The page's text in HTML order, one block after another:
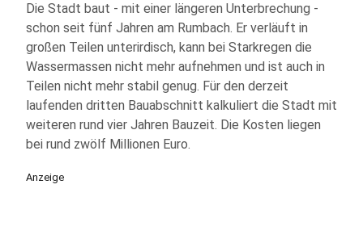
Die Stadt baut - mit einer längeren Unterbrechung -
schon seit fünf Jahren am Rumbach. Er verläuft in
großen Teilen unterirdisch, kann bei Starkregen die
Wassermassen nicht mehr aufnehmen und ist auch in
Teilen nicht mehr stabil genug. Für den derzeit
laufenden dritten Bauabschnitt kalkuliert die Stadt mit
weiteren rund vier Jahren Bauzeit. Die Kosten liegen
bei rund zwölf Millionen Euro.
Anzeige